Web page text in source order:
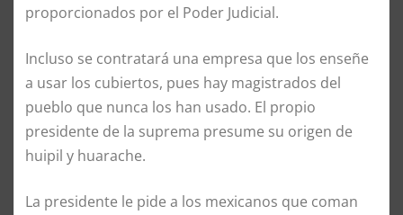
proporcionados por el Poder Judicial.
Incluso se contratará una empresa que los enseñe
a usar los cubiertos, pues hay magistrados del
pueblo que nunca los han usado. El propio
presidente de la suprema presume su origen de
huipil y huarache.
La presidente le pide a los mexicanos que coman